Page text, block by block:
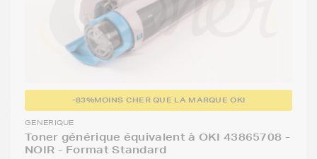
-83%MOINS CHER QUE LA MARQUE OKI
GENERIQUE
Toner générique équivalent à OKI 43865708 -
NOIR - Format Standard